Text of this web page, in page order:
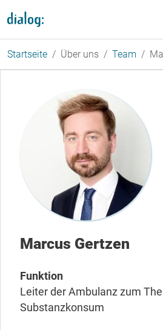
Startseite Über uns Team
Marcus Gertzen
Funktion
Leiter der Ambulanz zum
Substanzkonsum